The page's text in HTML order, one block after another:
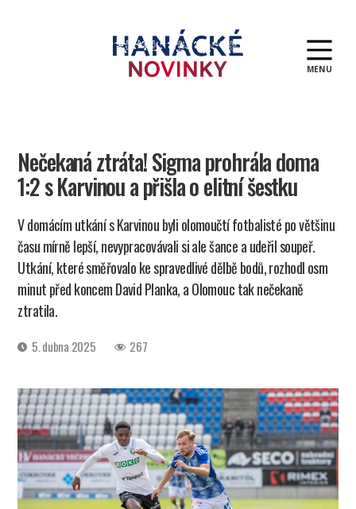
MENU
Nečekaná ztráta! Sigma prohrála doma
1:2 s Karvinou a přišla o elitní šestku
V domácím utkání s Karvinou byli olomoučtí fotbalisté po většinu
času mírně lepší, nevypracovávali si ale šance a udeřil soupeř.
Utkání, které směřovalo ke spravedlivé dělbě bodů, rozhodl osm
minut před koncem David Planka, a Olomouc tak nečekaně
ztratila.
Datum5. dubna 2025 267